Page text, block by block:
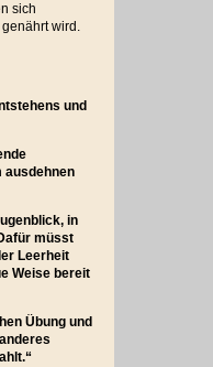
sich
wird.
und
ausdehnen
in
müsst
Leerheit
Weise bereit
Übung und